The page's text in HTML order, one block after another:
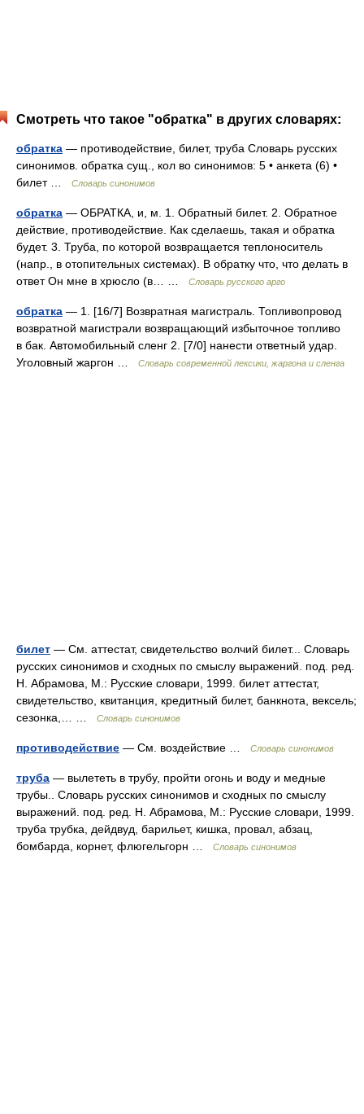
Смотреть что такое "обратка" в других словарях:
обратка — противодействие, билет, труба Словарь русских
синонимов. обратка сущ., кол во синонимов: 5 • анкета (6) •
билет …
Словарь синонимов
обратка — ОБРАТКА, и, м. 1. Обратный билет. 2. Обратное
действие, противодействие. Как сделаешь, такая и обратка
будет. 3. Труба, по которой возвращается теплоноситель
(напр., в отопительных системах). В обратку что, что делать в
ответ Он мне в хрюсло (в… …
Словарь русского арго
обратка — 1. [16/7] Возвратная магистраль. Топливопровод
возвратной магистрали возвращающий избыточное топливо
в бак. Автомобильный сленг 2. [7/0] нанести ответный удар.
Уголовный жаргон …
Cловарь современной лексики, жаргона и сленга
билет — См. аттестат, свидетельство волчий билет... Словарь
русских синонимов и сходных по смыслу выражений. под. ред.
Н. Абрамова, М.: Русские словари, 1999. билет аттестат,
свидетельство, квитанция, кредитный билет, банкнота, вексель;
сезонка,… …
Словарь синонимов
противодействие — См. воздействие … Словарь синонимов
труба — вылететь в трубу, пройти огонь и воду и медные
трубы.. Словарь русских синонимов и сходных по смыслу
выражений. под. ред. Н. Абрамова, М.: Русские словари, 1999.
труба трубка, дейдвуд, барильет, кишка, провал, абзац,
бомбарда, корнет, флюгельгорн …
Словарь синонимов